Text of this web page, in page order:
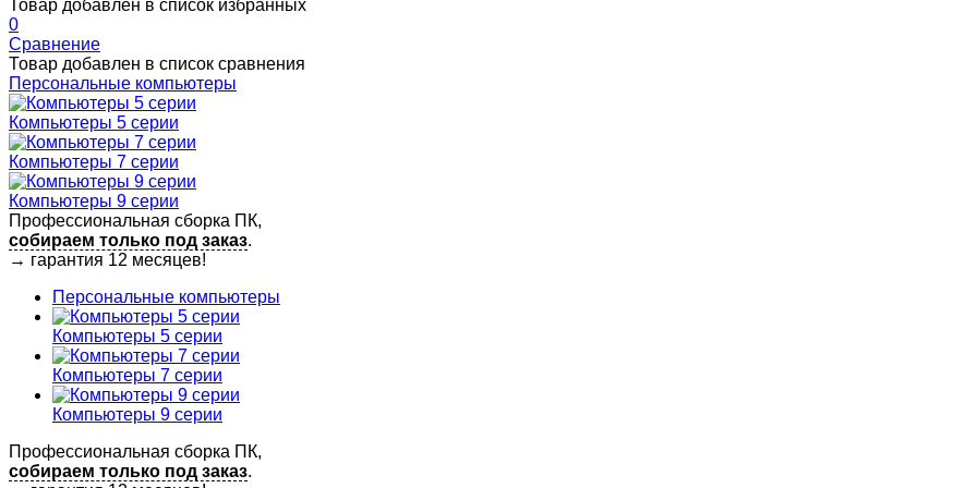
Товар добавлен в список избранных
0
Сравнение
Товар добавлен в список сравнения
Персональные компьютеры
Компьютеры 5 серии
Компьютеры 7 серии
Компьютеры 9 серии
Профессиональная сборка ПК,
собираем только под заказ.
→ гарантия 12 месяцев!
Персональные компьютеры
Компьютеры 5 серии
Компьютеры 7 серии
Компьютеры 9 серии
Профессиональная сборка ПК,
собираем только под заказ.